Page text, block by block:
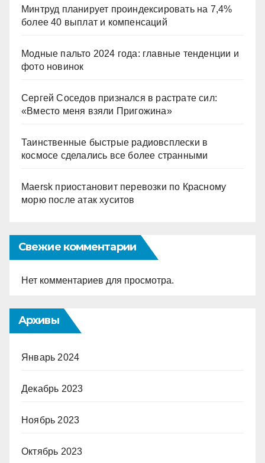
Минтруд планирует проиндексировать на 7,4%
более 40 выплат и компенсаций
Модные пальто 2024 года: главные тенденции и
фото новинок
Сергей Соседов признался в растрате сил:
«Вместо меня взяли Пригожина»
Таинственные быстрые радиовсплески в
космосе сделались все более странными
Maersk приостановит перевозки по Красному
морю после атак хуситов
Свежие комментарии
Нет комментариев для просмотра.
Архивы
Январь 2024
Декабрь 2023
Ноябрь 2023
Октябрь 2023